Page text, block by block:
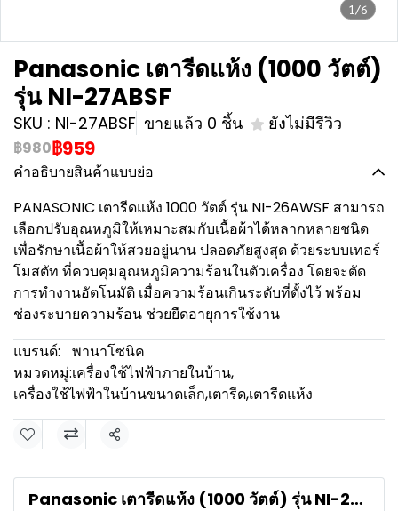
1/6
Panasonic เตารีดแห้ง (1000 วัตต์)
รุ่น NI-27ABSF
SKU : NI-27ABSF ขายแล้ว 0 ชิ้น ยังไม่มีรีวิว
฿980฿959
คำอธิบายสินค้าแบบย่อ
PANASONIC เตารีดแห้ง 1000 วัตต์ รุ่น NI-26AWSF สามารถ
เลือกปรับอุณหภูมิให้เหมาะสมกับเนื้อผ้าได้หลากหลายชนิด
เพื่อรักษาเนื้อผ้าให้สวยอยู่นาน ปลอดภัยสูงสุด ด้วยระบบเทอร์
โมสตัท ที่ควบคุมอุณหภูมิความร้อนในตัวเครื่อง โดยจะตัด
การทำงานอัตโนมัติ เมื่อความร้อนเกินระดับที่ตั้งไว้ พร้อม
ช่องระบายความร้อน ช่วยยืดอายุการใช้งาน
แบรนด์:
พานาโซนิค
หมวดหมู่:เครื่องใช้ไฟฟ้าภายในบ้าน,
เครื่องใช้ไฟฟ้าในบ้านขนาดเล็ก,เตารีด,เตารีดแห้ง
แชร์
Panasonic เตารีดแห้ง (1000 วัตต์) รุ่น NI-27ABSF